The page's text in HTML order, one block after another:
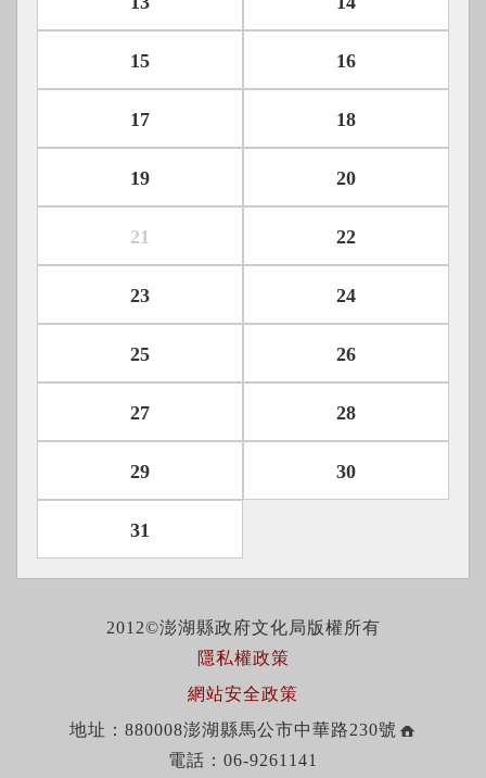
15 16
17 18
19 20
21 22
23 24
25 26
27 28
29 30
31
2012©澎湖縣政府文化局版權所有
隱私權政策
網站安全政策
地址：880008澎湖縣馬公市中華路230號
電話：06-9261141